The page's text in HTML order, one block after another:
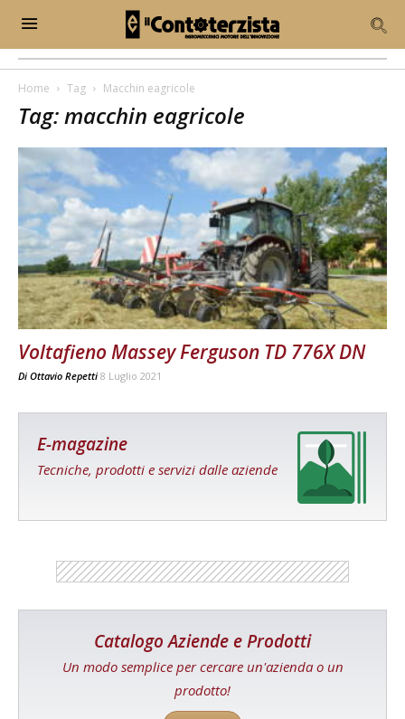
Home Tag Macchin eagricole
Tag: macchin eagricole
Voltafieno Massey Ferguson TD 776X DN
Di Ottavio Repetti 8 Luglio 2021
E-magazine
Tecniche, prodotti e servizi dalle aziende
Catalogo Aziende e Prodotti
Un modo semplice per cercare un'azienda o un
prodotto!